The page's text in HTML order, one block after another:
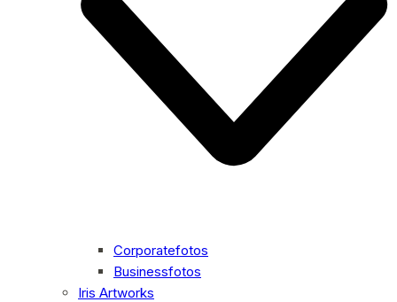
Corporatefotos
Businessfotos
Iris Artworks